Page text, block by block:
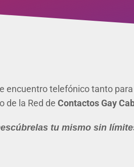
encuentro telefónico tanto
de la Red de Contactos Gay
tu mismo sin